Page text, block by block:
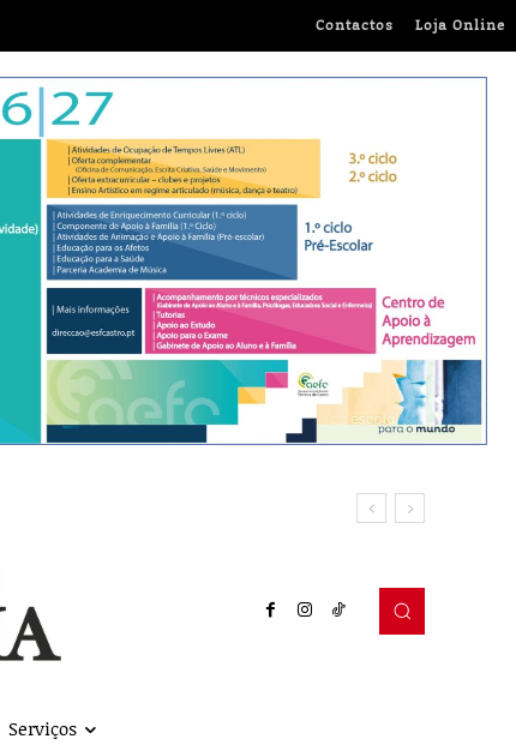
Contactos Loja Online
Serviços